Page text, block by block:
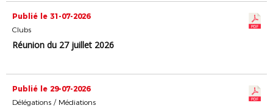
Publié le 31-07-2026
Clubs
Réunion du 27 juillet 2026
Publié le 29-07-2026
Délégations / Médiations